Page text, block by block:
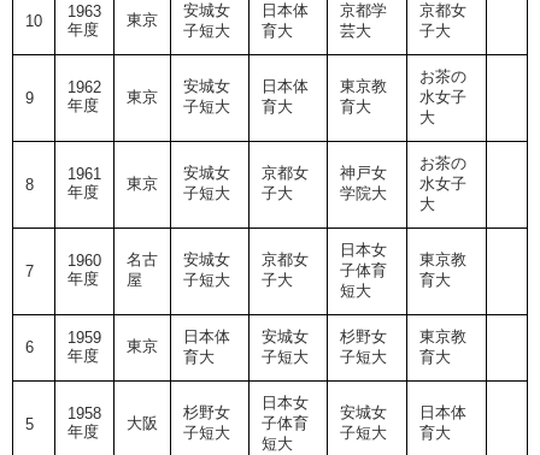
10
1963
年度
東京
安城女
子短大
日本体
育大
京都学
芸大
京都女
子大
9
1962
年度
東京
安城女
子短大
日本体
育大
東京教
育大
お茶の
水女子
大
8
1961
年度
東京
安城女
子短大
京都女
子大
神戸女
学院大
お茶の
水女子
大
7
1960
年度
名古
屋
安城女
子短大
京都女
子大
日本女
子体育
短大
東京教
育大
6
1959
年度
東京
日本体
育大
安城女
子短大
杉野女
子短大
東京教
育大
5
1958
年度
大阪
杉野女
子短大
日本女
子体育
短大
安城女
子短大
日本体
育大